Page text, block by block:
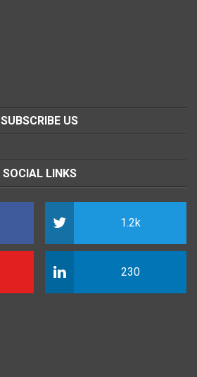
SUBSCRIBE US
SOCIAL LINKS
1.2k
230